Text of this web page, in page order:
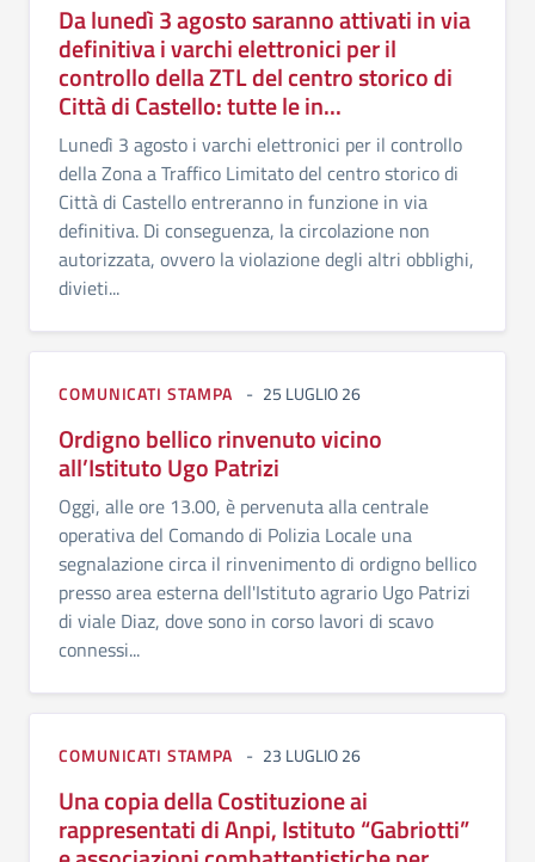
Da lunedì 3 agosto saranno attivati in via
definitiva i varchi elettronici per il
controllo della ZTL del centro storico di
Città di Castello: tutte le in...
Lunedì 3 agosto i varchi elettronici per il controllo
della Zona a Traffico Limitato del centro storico di
Città di Castello entreranno in funzione in via
definitiva. Di conseguenza, la circolazione non
autorizzata, ovvero la violazione degli altri obblighi,
divieti...
COMUNICATI STAMPA 25 LUGLIO 26
Ordigno bellico rinvenuto vicino
all’Istituto Ugo Patrizi
Oggi, alle ore 13.00, è pervenuta alla centrale
operativa del Comando di Polizia Locale una
segnalazione circa il rinvenimento di ordigno bellico
presso area esterna dell'Istituto agrario Ugo Patrizi
di viale Diaz, dove sono in corso lavori di scavo
connessi...
COMUNICATI STAMPA 23 LUGLIO 26
Una copia della Costituzione ai
rappresentati di Anpi, Istituto “Gabriotti”